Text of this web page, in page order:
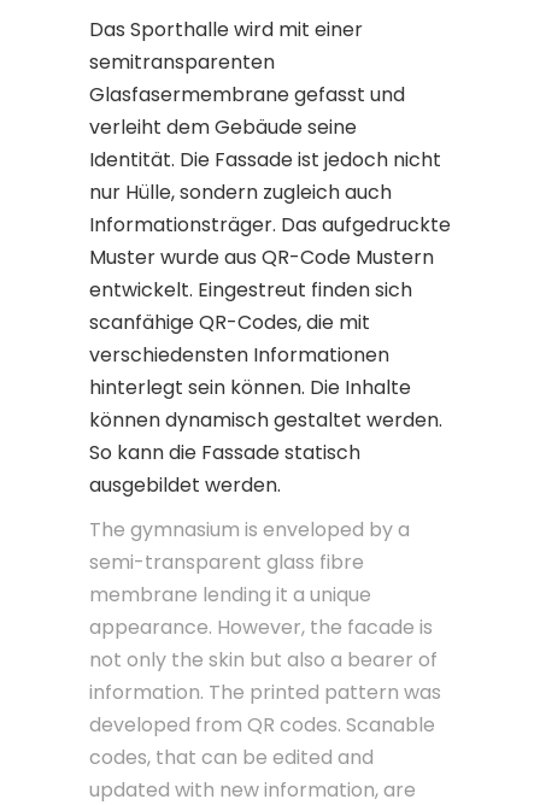
Das Sporthalle wird mit einer
semitransparenten
Glasfasermembrane gefasst und
verleiht dem Gebäude seine
Identität. Die Fassade ist jedoch nicht
nur Hülle, sondern zugleich auch
Informationsträger. Das aufgedruckte
Muster wurde aus QR-Code Mustern
entwickelt. Eingestreut finden sich
scanfähige QR-Codes, die mit
verschiedensten Informationen
hinterlegt sein können. Die Inhalte
können dynamisch gestaltet werden.
So kann die Fassade statisch
ausgebildet werden.
The gymnasium is enveloped by a
semi-transparent glass fibre
membrane lending it a unique
appearance. However, the facade is
not only the skin but also a bearer of
information. The printed pattern was
developed from QR codes. Scanable
codes, that can be edited and
updated with new information, are